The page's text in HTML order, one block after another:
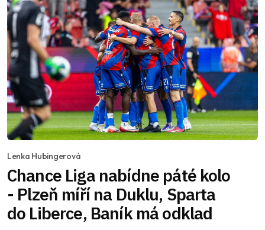
Lenka Hubingerová
Chance Liga nabídne páté kolo
- Plzeň míří na Duklu, Sparta
do Liberce, Baník má odklad